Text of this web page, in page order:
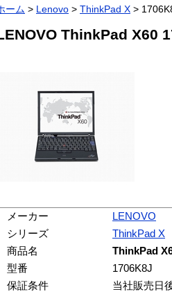
ーム > Lenovo > ThinkPad X >
ThinkPad X60
メーカー
LENOVO
シリーズ
ThinkPad X
商品名
ThinkPad
型番
1706K8J
保証条件
当社販売日